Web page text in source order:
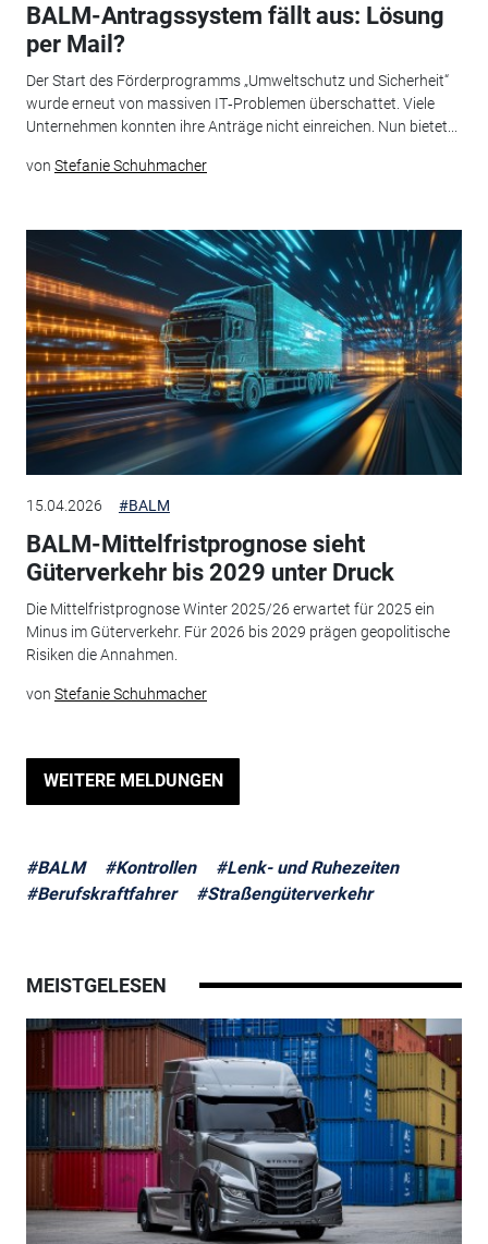
BALM-Antragssystem fällt aus: Lösung
per Mail?
Der Start des Förderprogramms „Umweltschutz und Sicherheit“
wurde erneut von massiven IT‑Problemen überschattet. Viele
Unternehmen konnten ihre Anträge nicht einreichen. Nun bietet...
von Stefanie Schuhmacher
15.04.2026 #BALM
BALM-Mittelfristprognose sieht
Güterverkehr bis 2029 unter Druck
Die Mittelfristprognose Winter 2025/26 erwartet für 2025 ein
Minus im Güterverkehr. Für 2026 bis 2029 prägen geopolitische
Risiken die Annahmen.
von Stefanie Schuhmacher
WEITERE MELDUNGEN
#BALM #Kontrollen
#Lenk- und Ruhezeiten
#Berufskraftfahrer
#Straßengüterverkehr
MEISTGELESEN